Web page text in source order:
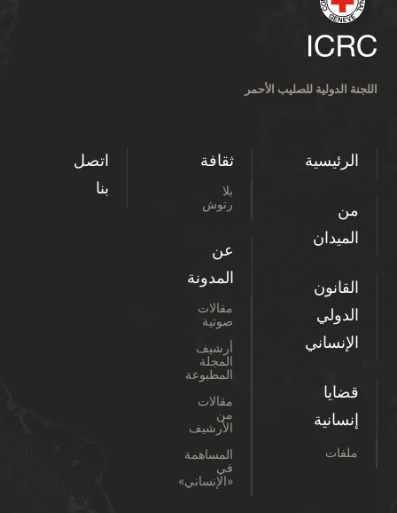
اللجنة الدولية للصليب الأحمر
الرئيسية
من
الميدان
القانون
الدولي
الإنساني
قضايا
إنسانية
ملفات
ثقافة
بلا
رتوش
عن
المدونة
مقالات
صوتية
أرشيف
المجلة
المطبوعة
مقالات
من
الأرشيف
المساهمة
في
«الإنساني»
اتصل
بنا